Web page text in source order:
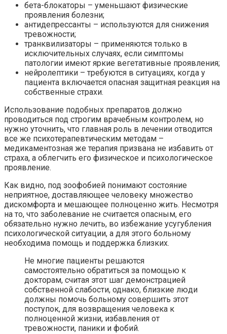
бета-блокаторы – уменьшают физические
проявления болезни;
антидепрессанты – используются для снижения
тревожности;
транквилизаторы – применяются только в
исключительных случаях, если симптомы
патологии имеют яркие вегетативные проявления;
нейролептики – требуются в ситуациях, когда у
пациента включается опасная защитная реакция на
собственные страхи.
Использование подобных препаратов должно
проводиться под строгим врачебным контролем, но
нужно уточнить, что главная роль в лечении отводится
все же психотерапевтическим методам –
медикаментозная же терапия призвана не избавить от
страха, а облегчить его физическое и психологическое
проявление.
Как видно, под зоофобией понимают состояние
неприятное, доставляющее человеку множество
дискомфорта и мешающее полноценно жить. Несмотря
на то, что заболевание не считается опасным, его
обязательно нужно лечить, во избежание усугубления
психологической ситуации, а для этого больному
необходима помощь и поддержка близких.
Не многие пациенты решаются
самостоятельно обратиться за помощью к
докторам, считая этот шаг демонстрацией
собственной слабости, однако, близкие люди
должны помочь больному совершить этот
поступок, для возвращения человека к
полноценной жизни, избавления от
тревожности, паники и фобий.